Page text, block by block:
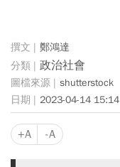
鄭鴻達
政治社會
shutterstock
2023-04-14 15:14
+A -A